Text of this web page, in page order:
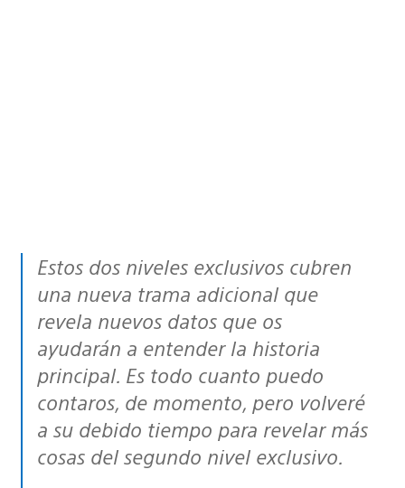
Estos dos niveles exclusivos cubren
una nueva trama adicional que
revela nuevos datos que os
ayudarán a entender la historia
principal. Es todo cuanto puedo
contaros, de momento, pero volveré
a su debido tiempo para revelar más
cosas del segundo nivel exclusivo.